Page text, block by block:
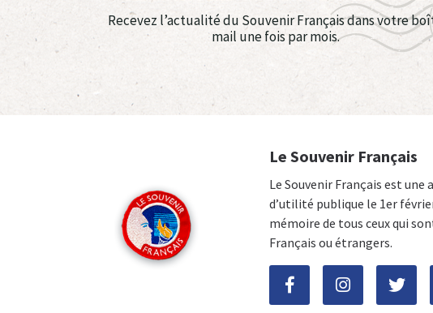
Recevez l’actualité du Souvenir Français dans votre
mail une fois par mois.
Le Souvenir Français
Le Souvenir Français est
d’utilité publique le 1er
mémoire de tous ceux qui
Français ou étrangers.